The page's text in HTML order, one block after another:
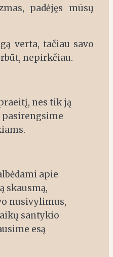
padėjęs mūsų
verta, tačiau savo
nepirkčiau.
nes tik ją
pasirengsime
apie
skausmą,
nusivylimus,
santykio
esą